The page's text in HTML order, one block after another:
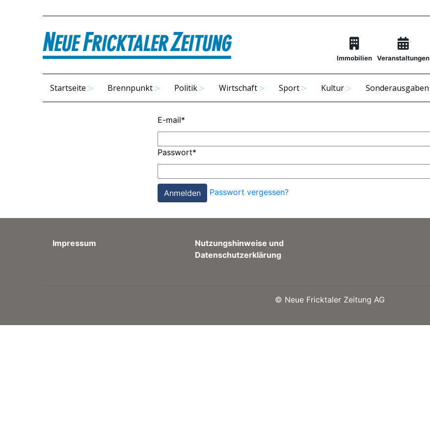
Immobilien Veranstaltungen
Startseite Brennpunkt Politik Wirtschaft Sport Kultur Sonderausgaben
E-mail*
Passwort*
Passwort vergessen?
Impressum
Nutzungshinweise und
Datenschutzerklärung
© Neue Fricktaler Zeitung AG